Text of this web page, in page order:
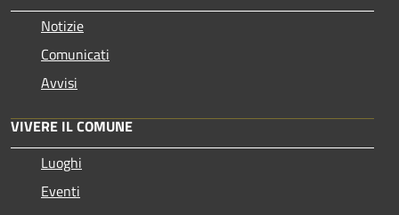
Notizie
Comunicati
Avvisi
VIVERE IL COMUNE
Luoghi
Eventi